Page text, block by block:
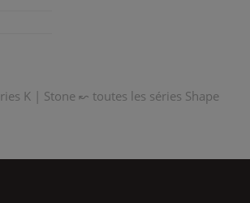
K | Stone↜ toutes les séries Shape